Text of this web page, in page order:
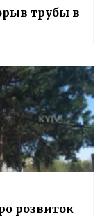
трубы в
розвиток